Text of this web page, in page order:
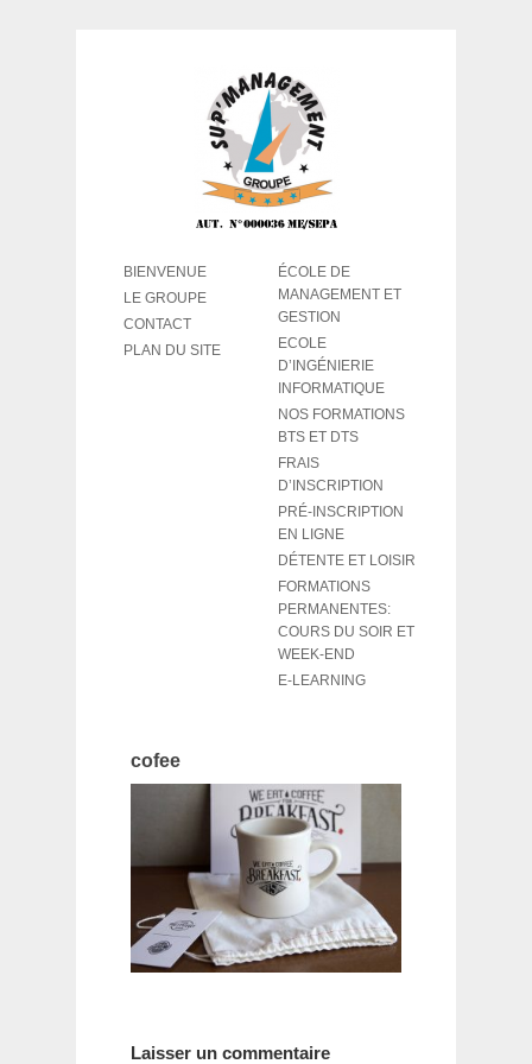
ÉCOLE DE
MANAGEMENT ET
GESTION
ECOLE
D’INGÉNIERIE
INFORMATIQUE
NOS FORMATIONS
BTS ET DTS
FRAIS
D’INSCRIPTION
PRÉ-INSCRIPTION
EN LIGNE
DÉTENTE ET LOISIR
FORMATIONS
PERMANENTES:
COURS DU SOIR ET
WEEK-END
E-LEARNING
BIENVENUE
LE GROUPE
CONTACT
PLAN DU SITE
cofee
Laisser un commentaire